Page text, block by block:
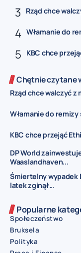
Rząd chce
Włamanie do
KBC chce
Chętnie czytane
Rząd chce walczyć z
Włamanie do remizy
KBC chce przejąć
DP World
Waaslandhaven...
Śmiertelny wypadek
latek zginął...
Popularne
Społeczeństwo
Bruksela
Polityka